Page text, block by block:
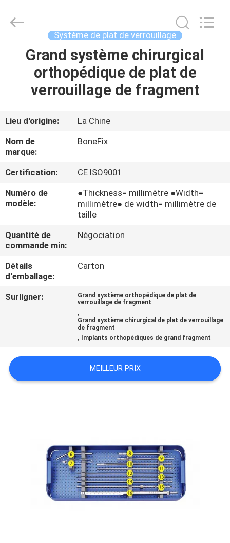
MAISON
AU
SUJET
DE
NOUS
D'USINE
CONTRÔLE
DE
CONTACTEZ-
NOUS
fragment
d'acier
Developed
ECER
Système de plat de verrouillage
Grand système chirurgical
orthopédique de plat de
verrouillage de fragment
Lieu d'origine:
La Chine
Nom de
marque:
BoneFix
Certification:
CE ISO9001
Numéro de
modèle:
●Thickness= millimètre ●Width=
millimètre● de width= millimètre de
taille
Quantité de
commande min:
Négociation
Détails
d'emballage:
Carton
Surligner:
Grand système orthopédique de plat de
verrouillage de fragment
,
Grand système chirurgical de plat de verrouillage
de fragment
, Implants orthopédiques de grand fragment
MEILLEUR PRIX